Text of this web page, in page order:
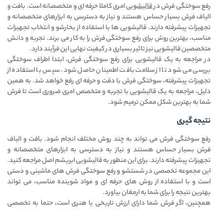
رفع سوختگی فرش درقالیشوییامری کاملا حرفه ‌ای و متخصصانه است. بافت و
الیاف فرش بسیار حساس هستند و نیاز به دسترسی به ابزارهای متخصصانه و
تجهیزات پیشرفته دارند. قالیشویی ‌ها با استفاده از بخارشو و انتخاب تجهیزات
مناسب، بهترین روش برای رفع سوختگی فرش را به کار می ‌برند. تجربه و دانش
متخصصین قالیشویی نیز تاثیر بسیاری در کیفیت نهایی این فرآیند دارد.
در مراجعه به یک قالیشویی برای رفع سوختگی فرش، ابتدا اطراف سوختگی
بررسی می ‌شود تا از سلامت بافت اطمینان حاصل شود. سپس با استفاده از
تجهیزات پیشرفته، سوختگی فرش با دقت و حرفه‌ ای رفع خواهد شد. به همین
دلیل، مراجعه به یک قالیشویی با تجربه و متخصص امری ضروری است تا فرش
شما به بهترین شکل ممکن ترمیم شود.
نتیجه گیری
رفع سوختگی فرش می ‌تواند به چند روش مختلف انجام شود. بافت و الیاف
فرش بسیار حساس هستند و نیاز به دسترسی به ابزارهای متخصصانه و
تجهیزات پیشرفته دارند. برای این منظور به قالیشویی ابریشم اصل مراجعه کنید.
این مجموعه تخصصی در شستشو و رفع سوختگی فرش ‌های ماشینی و دستی
است و با استفاده از روش ‌های حرفه ‌ای و مواد شوینده مناسب، می ‌تواند
بهترین نتیجه را برای شما به ارمغان بیاورد.
همچنین، اگر فرش شما دارای ارزش تاریخی یا هنری است، حتما به تخصصی